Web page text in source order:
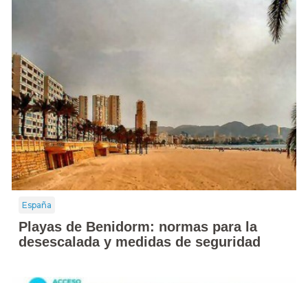
España
Playas de Benidorm: normas para la
desescalada y medidas de seguridad